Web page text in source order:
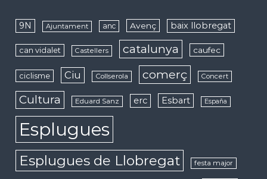
9N Ajuntament anc Avenç baix llobregat
can vidalet Castellers catalunya caufec
ciclisme Ciu Collserola comerç Concert
Cultura Eduard Sanz erc Esbart España
Esplugues
Esplugues de Llobregat festa major